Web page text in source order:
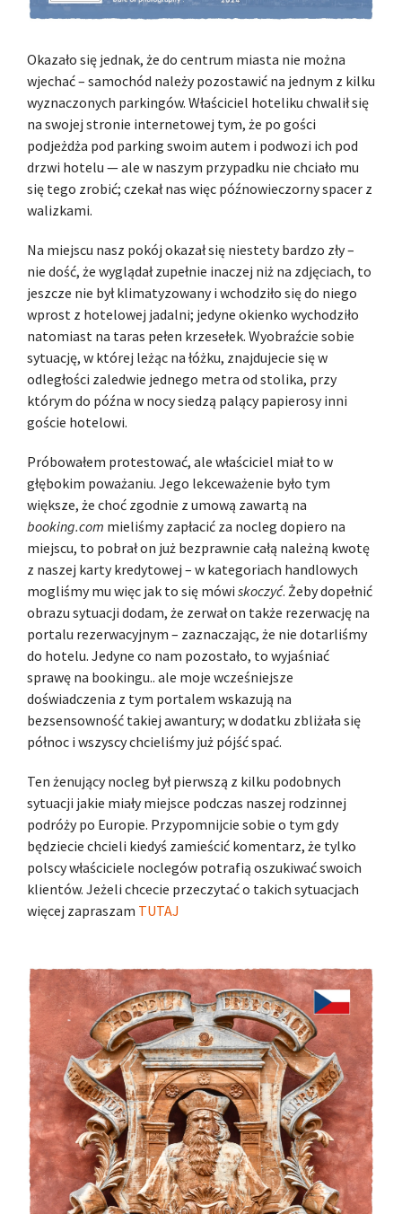
Okazało się jednak, że do centrum miasta nie można
wjechać – samochód należy pozostawić na jednym z kilku
wyznaczonych parkingów. Właściciel hoteliku chwalił się
na swojej stronie internetowej tym, że po gości
podjeżdża pod parking swoim autem i podwozi ich pod
drzwi hotelu — ale w naszym przypadku nie chciało mu
się tego zrobić; czekał nas więc późnowieczorny spacer z
walizkami.
Na miejscu nasz pokój okazał się niestety bardzo zły –
nie dość, że wyglądał zupełnie inaczej niż na zdjęciach, to
jeszcze nie był klimatyzowany i wchodziło się do niego
wprost z hotelowej jadalni; jedyne okienko wychodziło
natomiast na taras pełen krzesełek. Wyobraźcie sobie
sytuację, w której leżąc na łóżku, znajdujecie się w
odległości zaledwie jednego metra od stolika, przy
którym do późna w nocy siedzą palący papierosy inni
goście hotelowi.
Próbowałem protestować, ale właściciel miał to w
głębokim poważaniu. Jego lekceważenie było tym
większe, że choć zgodnie z umową zawartą na
booking.com mieliśmy zapłacić za nocleg dopiero na
miejscu, to pobrał on już bezprawnie całą należną kwotę
z naszej karty kredytowej – w kategoriach handlowych
mogliśmy mu więc jak to się mówi skoczyć. Żeby dopełnić
obrazu sytuacji dodam, że zerwał on także rezerwację na
portalu rezerwacyjnym – zaznaczając, że nie dotarliśmy
do hotelu. Jedyne co nam pozostało, to wyjaśniać
sprawę na bookingu.. ale moje wcześniejsze
doświadczenia z tym portalem wskazują na
bezsensowność takiej awantury; w dodatku zbliżała się
północ i wszyscy chcieliśmy już pójść spać.
Ten żenujący nocleg był pierwszą z kilku podobnych
sytuacji jakie miały miejsce podczas naszej rodzinnej
podróży po Europie. Przypomnijcie sobie o tym gdy
będziecie chcieli kiedyś zamieścić komentarz, że tylko
polscy właściciele noclegów potrafią oszukiwać swoich
klientów. Jeżeli chcecie przeczytać o takich sytuacjach
więcej zapraszam TUTAJ